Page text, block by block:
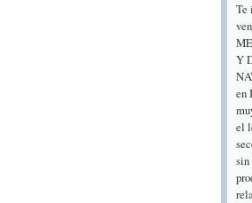
Te
Y
en
el
sin